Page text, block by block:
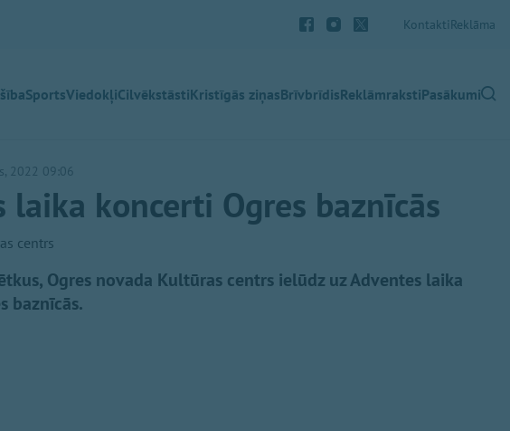
KontaktiReklāma
SportsViedokļiCilvēkstāstiKristīgās ziņasBrīvbrīdisReklāmrakstiPasākumi
2022 09:06
laika koncerti Ogres baznīcās
centrs
Ogres novada Kultūras centrs ielūdz uz Adventes laika
baznīcās.